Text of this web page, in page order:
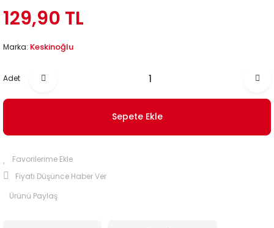
129,90 TL
Marka: Keskinoğlu
Adet
Sepete Ekle
Fiyatı Düşünce Haber Ver
Ürünü Paylaş